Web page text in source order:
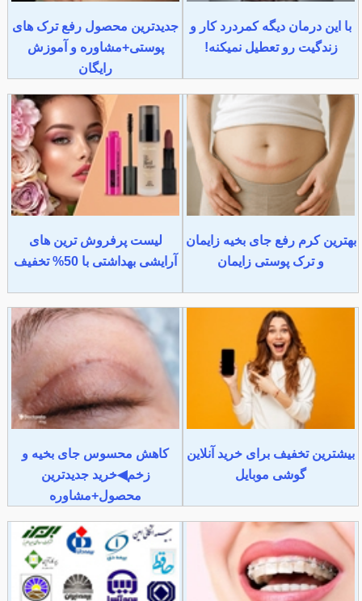
با این درمان دیگه کمردرد کار و
زندگیت رو تعطیل نمیکنه!
جدیدترین محصول رفع ترک های
پوستی+مشاوره و آموزش
رایگان
بهترین کرم رفع جای بخیه زایمان
و ترک پوستی زایمان
لیست پرفروش ترین های
آرایشی بهداشتی با 50% تخفیف
بیشترین تخفیف برای خرید آنلاین
گوشی موبایل
کاهش محسوس جای بخیه و
زخم◀خرید جدیدترین
محصول+مشاوره